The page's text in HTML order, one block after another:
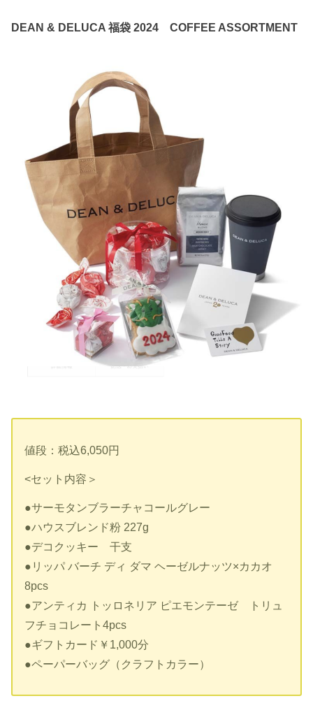
DEAN & DELUCA 福袋 2024 COFFEE ASSORTMENT
値段：税込6,050円
<セット内容＞
●サーモタンブラーチャコールグレー
●ハウスブレンド粉 227g
●デコクッキー 干支
●リッパ バーチ ディ ダマ ヘーゼルナッツ×カカオ
8pcs
●アンティカ トッロネリア ピエモンテーゼ トリュ
フチョコレート4pcs
●ギフトカード￥1,000分
●ペーパーバッグ（クラフトカラー）